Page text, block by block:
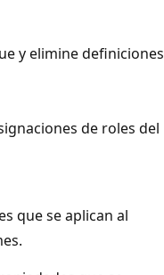
y elimine definiciones
de roles del
que se aplican al